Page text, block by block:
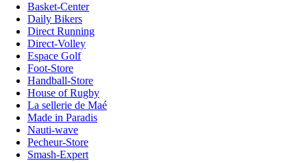
Basket-Center
Daily Bikers
Direct Running
Direct-Volley
Espace Golf
Foot-Store
Handball-Store
House of Rugby
La sellerie de Maé
Made in Paradis
Nauti-wave
Pecheur-Store
Smash-Expert